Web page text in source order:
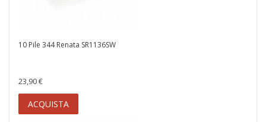
10 Pile 344 Renata SR1136SW
23,90 €
ACQUISTA